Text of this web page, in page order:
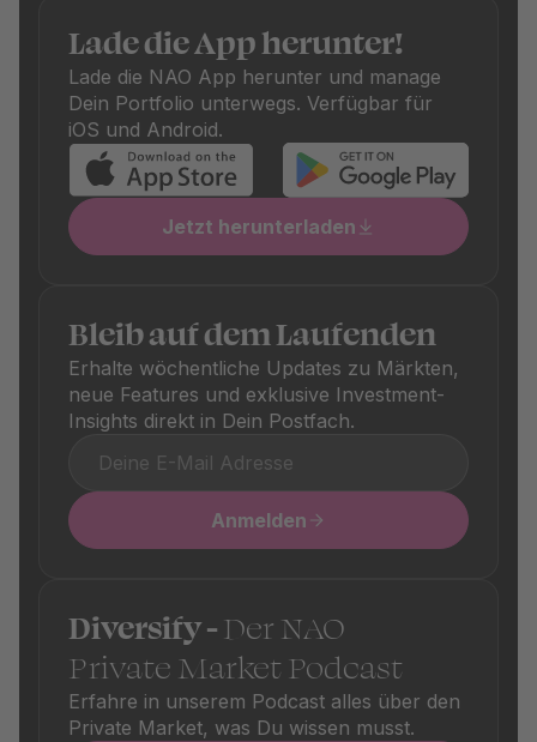
schaffen es auf unsere Plattform. Zusätzlich fallen je nach
Fonds einmalige Kauf- und Verkaufsgebühren an, die
ebenfalls transparent ausgewiesen sind. Diese
unterscheiden sich je nach Produkt und sind in den
jeweiligen Produktdetails klar ersichtlich.
Lade die App herunter!
Lade die NAO App herunter und manage
Dein Portfolio unterwegs. Verfügbar für
iOS und Android.
Jetzt herunterladen
Bleib auf dem Laufenden
Erhalte wöchentliche Updates zu Märkten,
neue Features und exklusive Investment-
Insights direkt in Dein Postfach.
Anmelden
Diversify -Der NAO
Private Market Podcast
Erfahre in unserem Podcast alles über den
Private Market, was Du wissen musst.